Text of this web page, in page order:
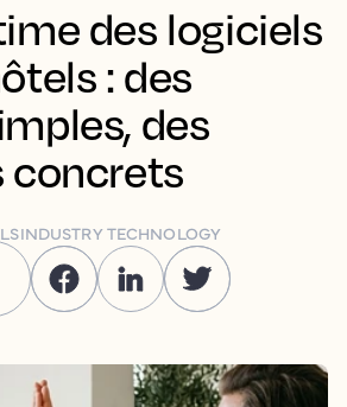
des logiciels
: des
des
concrets
INDUSTRY TECHNOLOGY